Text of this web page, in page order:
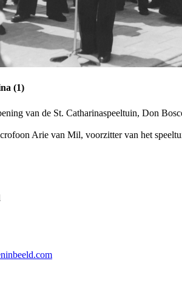
(1)
van de St. Catharinaspeeltuin, Don
Arie van Mil, voorzitter van het